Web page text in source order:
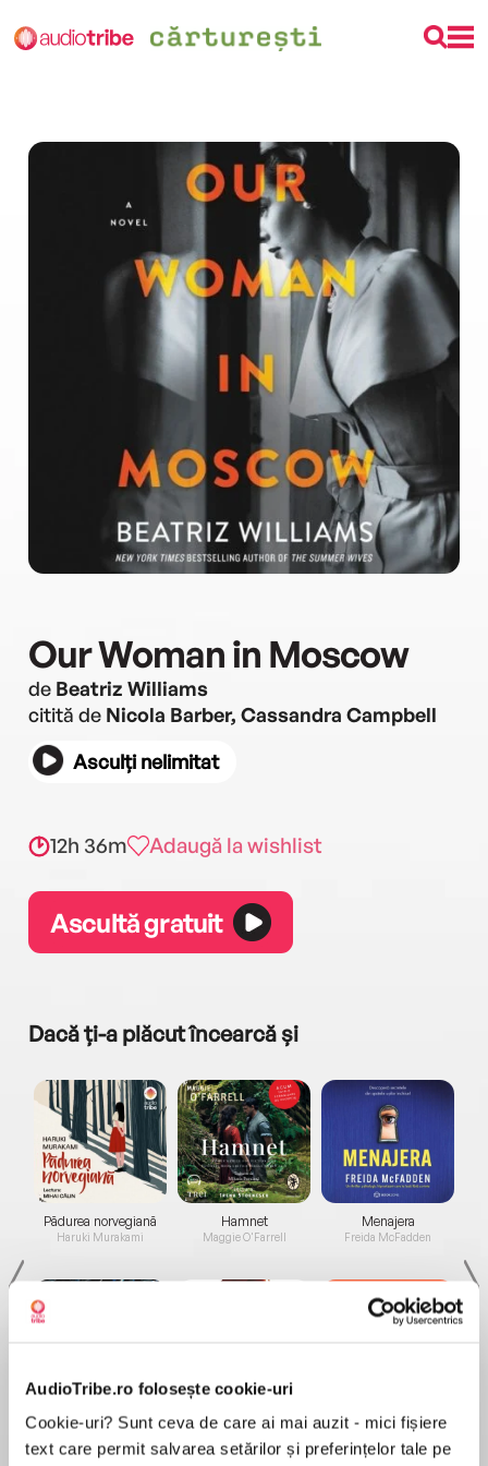
AudioTribe.ro folosește cookie-uri
Cookie-uri? Sunt ceva de care ai mai auzit - mici fișiere
text care permit salvarea setărilor și preferințelor tale pe
Our Woman in Moscow
de Beatriz Williams
citită de Nicola Barber, Cassandra Campbell
Asculți nelimitat
12h 36m Adaugă la wishlist
Ascultă gratuit
Dacă ți-a plăcut încearcă și
Pădurea norvegiană
Haruki Murakami
Elita de Argint (Elita
Hamnet
Maggie O'Farrell
Diavolul se îmbracă de
Menajera
Freida McFadden
Migdală